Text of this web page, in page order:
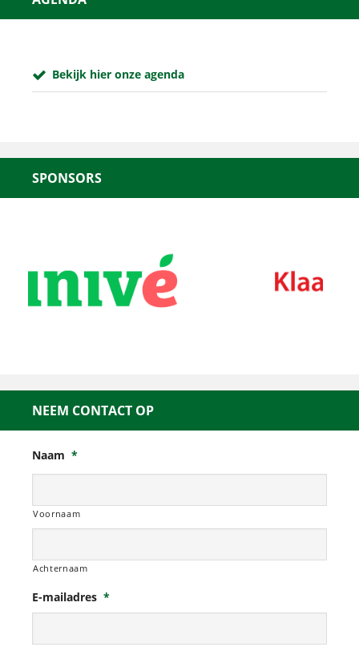
Bekijk hier onze agenda
SPONSORS
NEEM CONTACT OP
Naam *
Voornaam
Achternaam
E-mailadres *